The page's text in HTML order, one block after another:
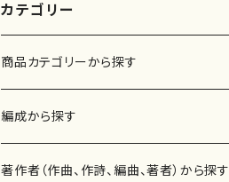
カテゴリー
商品カテゴリーから探す
楽譜
書籍
編成から探す
邦楽器
著作者（作曲、作詩、編曲、著者）から探す